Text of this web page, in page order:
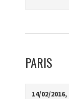
PARIS
14/02/2016,